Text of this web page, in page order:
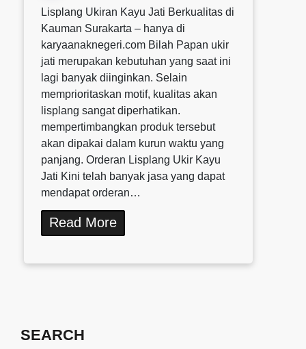
Lisplang Ukiran Kayu Jati Berkualitas di
Kauman Surakarta – hanya di
karyaanaknegeri.com Bilah Papan ukir
jati merupakan kebutuhan yang saat ini
lagi banyak diinginkan. Selain
memprioritaskan motif, kualitas akan
lisplang sangat diperhatikan.
mempertimbangkan produk tersebut
akan dipakai dalam kurun waktu yang
panjang. Orderan Lisplang Ukir Kayu
Jati Kini telah banyak jasa yang dapat
mendapat orderan…
Read More
SEARCH